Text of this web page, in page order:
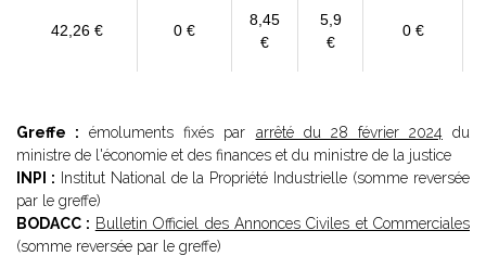
42,26 € 0 €
8,45
€
5,9
€
0 €
Greffe : émoluments fixés par arrêté du 28 février 2024 du
ministre de l'économie et des finances et du ministre de la justice
INPI : Institut National de la Propriété Industrielle (somme reversée
par le greffe)
BODACC : Bulletin Officiel des Annonces Civiles et Commerciales
(somme reversée par le greffe)